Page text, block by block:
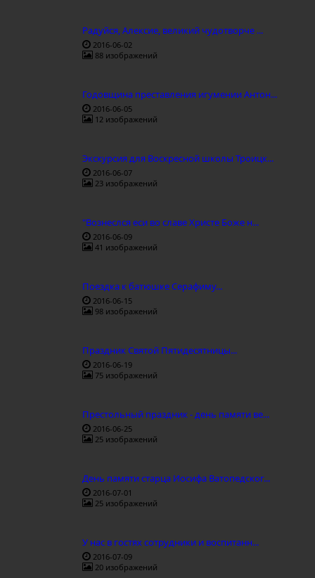
Радуйся, Алексие, великий чудотворче ...
2016-06-02
88 изображений
Годовщина преставления игумении Антон...
2016-06-05
12 изображений
Экскурсия для Воскресной школы Троицк...
2016-06-07
23 изображений
"Вознеслся еси во славе Христе Боже н...
2016-06-09
41 изображений
Поездка к батюшке Серафиму...
2016-06-15
98 изображений
Праздник Святой Пятидесятницы...
2016-06-19
75 изображений
Престольный праздник - день памяти ве...
2016-06-25
25 изображений
День памяти старца Иосифа Ватопедског...
2016-07-01
25 изображений
У нас в гостях сотрудники и воспитанн...
2016-07-09
20 изображений